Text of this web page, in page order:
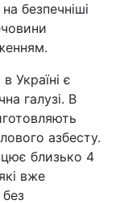
безпечніші
Україні є
галузі. В
азбесту.
близько 4
вже